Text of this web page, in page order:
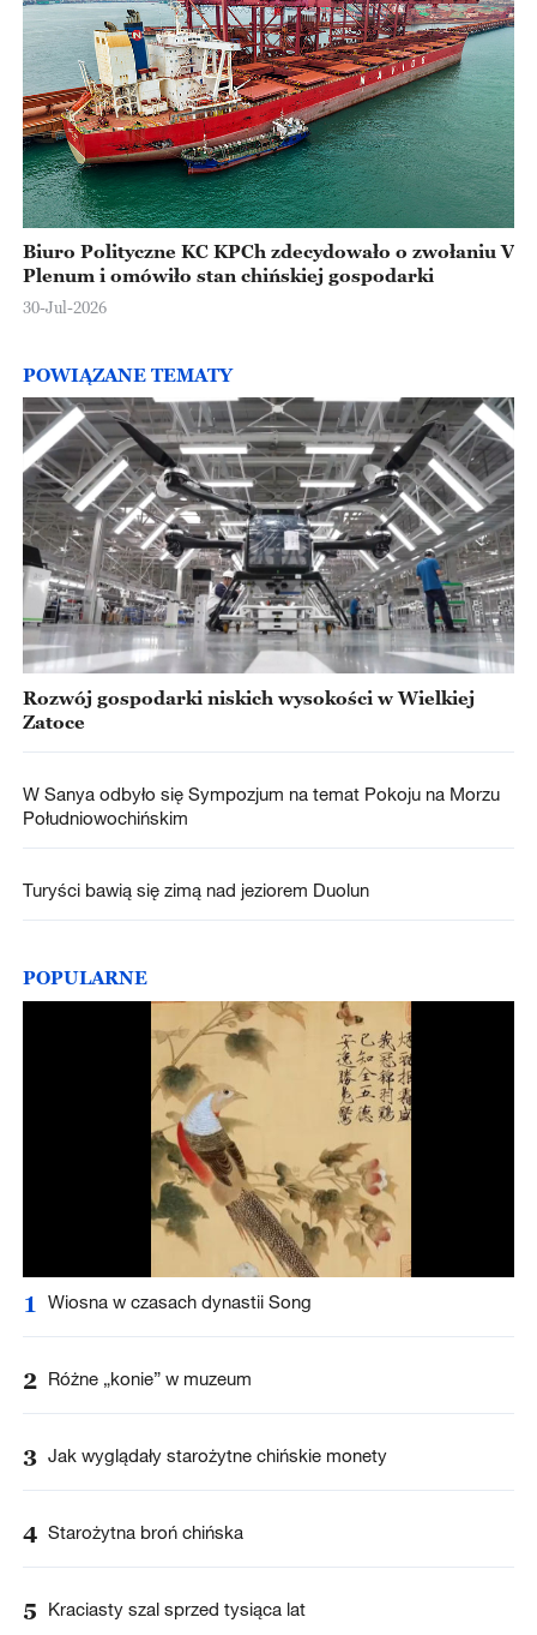
Biuro Polityczne KC KPCh zdecydowało o zwołaniu V
Plenum i omówiło stan chińskiej gospodarki
30-Jul-2026
POWIĄZANE TEMATY
Rozwój gospodarki niskich wysokości w Wielkiej
Zatoce
W Sanya odbyło się Sympozjum na temat Pokoju na Morzu
Południowochińskim
Turyści bawią się zimą nad jeziorem Duolun
POPULARNE
1 Wiosna w czasach dynastii Song
2 Różne „konie” w muzeum
3 Jak wyglądały starożytne chińskie monety
4 Starożytna broń chińska
5 Kraciasty szal sprzed tysiąca lat